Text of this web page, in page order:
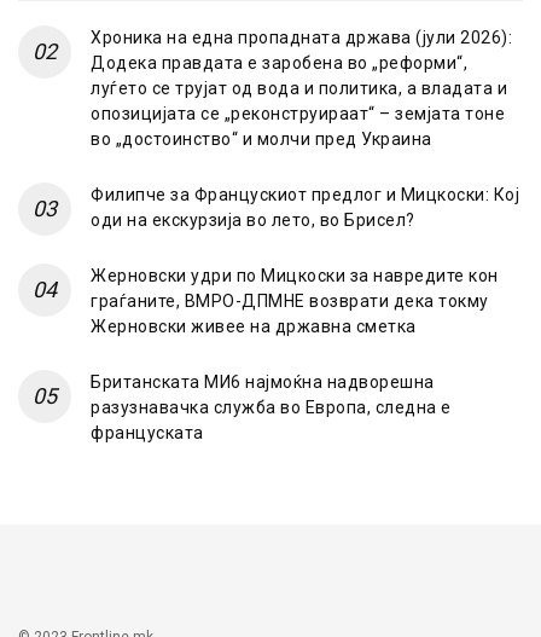
Хроника на една пропадната држава (јули 2026):
Додека правдата е заробена во „реформи“,
луѓето се трујат од вода и политика, а владата и
опозицијата се „реконструираат“ – земјата тоне
во „достоинство“ и молчи пред Украина
Филипче за Францускиот предлог и Мицкоски: Кој
оди на екскурзија во лето, во Брисел?
Жерновски удри по Мицкоски за навредите кон
граѓаните, ВМРО-ДПМНЕ возврати дека токму
Жерновски живее на државна сметка
Британската МИ6 најмоќна надворешна
разузнавачка служба во Европа, следна е
француската